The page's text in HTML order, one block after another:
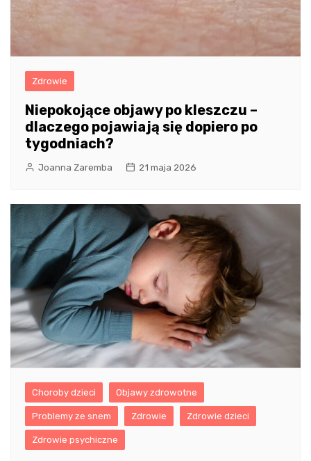
Zdrowie
Niepokojące objawy po kleszczu –
dlaczego pojawiają się dopiero po
tygodniach?
Joanna Zaremba 21 maja 2026
Choroby dzieci Objawy zdrowotne
Problemy ze snem Zdrowie Zdrowie dzieci
Zdrowie psychiczne